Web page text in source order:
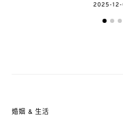
POSTED
2025-
婚姻 & 生活